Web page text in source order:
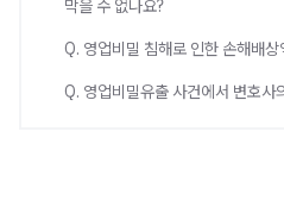
막을 수 없나요?
Q. 영업비밀 침해로 인한 손해배
Q. 영업비밀유출 사건에서 변호사